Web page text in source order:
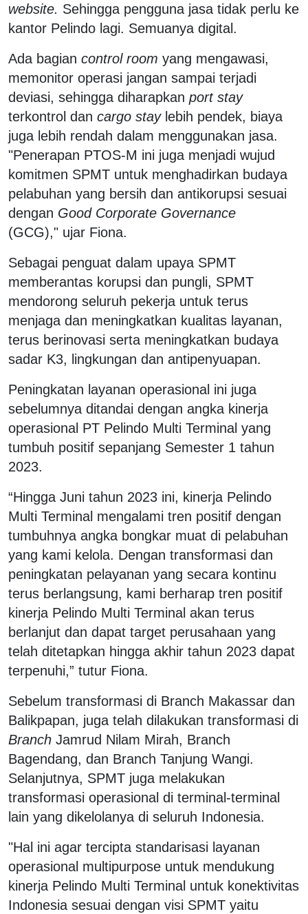
website. Sehingga pengguna jasa tidak perlu ke
kantor Pelindo lagi. Semuanya digital.
Ada bagian control room yang mengawasi,
memonitor operasi jangan sampai terjadi
deviasi, sehingga diharapkan port stay
terkontrol dan cargo staylebih pendek, biaya
juga lebih rendah dalam menggunakan jasa.
"Penerapan PTOS-M ini juga menjadi wujud
komitmen SPMT untuk menghadirkan budaya
pelabuhan yang bersih dan antikorupsi sesuai
dengan Good Corporate Governance
(GCG)," ujar Fiona.
Sebagai penguat dalam upaya SPMT
memberantas korupsi dan pungli, SPMT
mendorong seluruh pekerja untuk terus
menjaga dan meningkatkan kualitas layanan,
terus berinovasi serta meningkatkan budaya
sadar K3, lingkungan dan antipenyuapan.
Peningkatan layanan operasional ini juga
sebelumnya ditandai dengan angka kinerja
operasional PT Pelindo Multi Terminal yang
tumbuh positif sepanjang Semester 1 tahun
2023.
“Hingga Juni tahun 2023 ini, kinerja Pelindo
Multi Terminal mengalami tren positif dengan
tumbuhnya angka bongkar muat di pelabuhan
yang kami kelola. Dengan transformasi dan
peningkatan pelayanan yang secara kontinu
terus berlangsung, kami berharap tren positif
kinerja Pelindo Multi Terminal akan terus
berlanjut dan dapat target perusahaan yang
telah ditetapkan hingga akhir tahun 2023 dapat
terpenuhi,” tutur Fiona.
Sebelum transformasi di Branch Makassar dan
Balikpapan, juga telah dilakukan transformasi di
Branch Jamrud Nilam Mirah, Branch
Bagendang, dan Branch Tanjung Wangi.
Selanjutnya, SPMT juga melakukan
transformasi operasional di terminal-terminal
lain yang dikelolanya di seluruh Indonesia.
"Hal ini agar tercipta standarisasi layanan
operasional multipurpose untuk mendukung
kinerja Pelindo Multi Terminal untuk konektivitas
Indonesia sesuai dengan visi SPMT yaitu